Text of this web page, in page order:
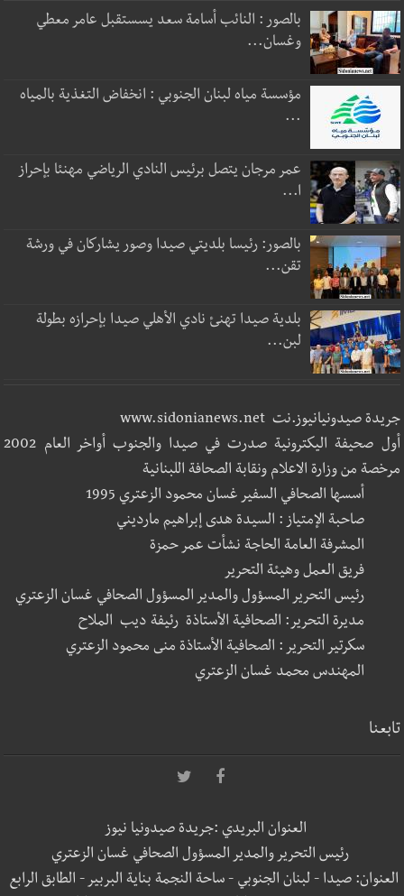
بالصور : النائب أسامة سعد يسستقبل عامر معطي
وغسان...
مؤسسة مياه لبنان الجنوبي : انخفاض التغذية بالمياه
...
عمر مرجان يتصل برئيس النادي الرياضي مهنئا بإحراز
ا...
بالصور: رئيسا بلديتي صيدا وصور يشاركان في ورشة
تقن...
بلدية صيدا تهنئ نادي الأهلي صيدا بإحرازه بطولة
لبن...
جريدة صيدونيانيوز.نت www.sidonianews.net
أول صحيفة اليكترونية صدرت في صيدا والجنوب أواخر العام 2002
مرخصة من وزارة الاعلام ونقابة الصحافة اللبنانية
أسسها الصحافي السفير غسان محمود الزعتري 1995
صاحبة الإمتياز : السيدة هدى إبراهيم مارديني
المشرفة العامة الحاجة نشأت عمر حمزة
فريق العمل وهيئة التحرير
رئيس التحرير المسؤول والمدير المسؤول الصحافي غسان الزعتري
مديرة التحرير: الصحافية الأستاذة رئيفة ديب الملاح
سكرتير التحرير : الصحافية الأستاذة منى محمود الزعتري
المهندس محمد غسان الزعتري
تابعنا
العنوان البريدي :جريدة صيدونيا نيوز
رئيس التحرير والمدير المسؤول الصحافي غسان الزعتري
العنوان: صيدا - لبنان الجنوبي - ساحة النجمة بناية البربير - الطابق الرابع